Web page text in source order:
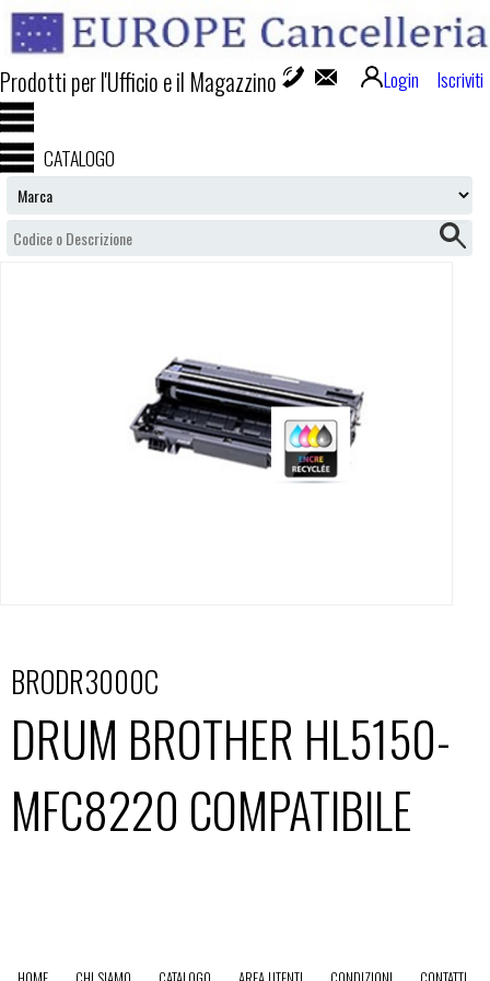
Prodotti per l'Ufficio e il Magazzino Login Iscriviti
CATALOGO
BRODR3000C
DRUM BROTHER HL5150-
MFC8220 COMPATIBILE